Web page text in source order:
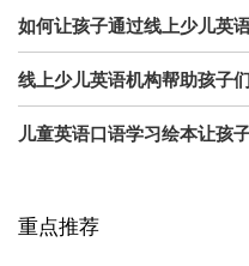
如何让孩子通过线上少儿英
线上少儿英语机构帮助孩子
儿童英语口语学习绘本让孩
重点推荐